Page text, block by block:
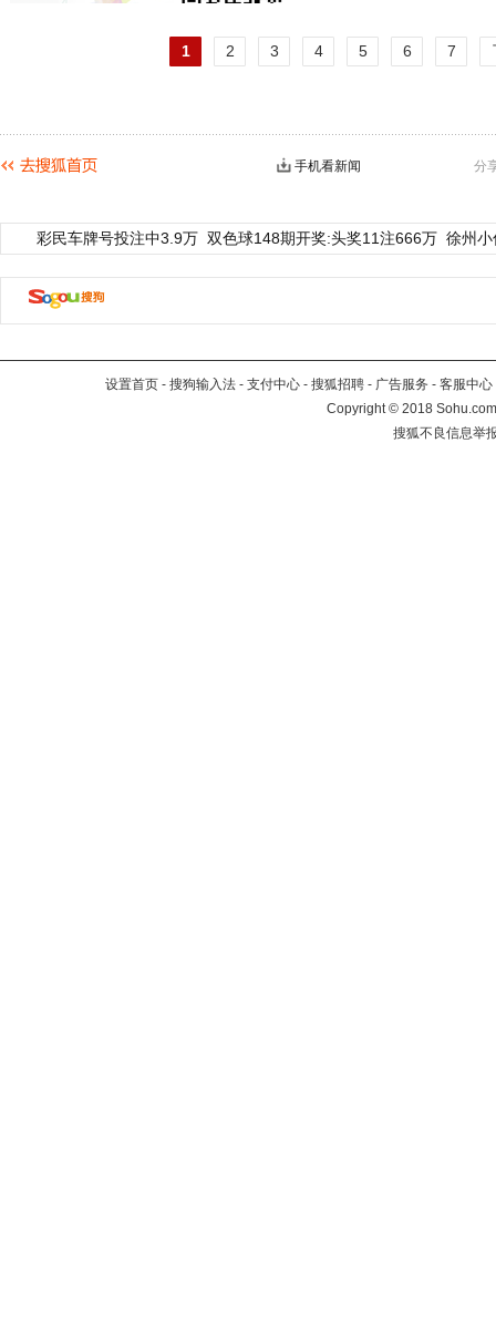
1 2 3 4 5 6 7
分
手机看新闻
彩民车牌号投注中3.9万 双色球148期开奖:头奖11注666万 徐州
设置首页 - 搜狗输入法 - 支付中心 - 搜狐招聘 - 广告服务 - 客服中心
Copyright©2018
搜狐不良信息举